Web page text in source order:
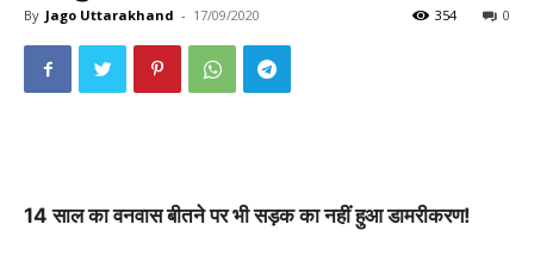
By Jago Uttarakhand - 17/09/2020 0
354
14 साल का वनवास बीतने पर भी सड़क का नहीं हुआ डामरीकरण!